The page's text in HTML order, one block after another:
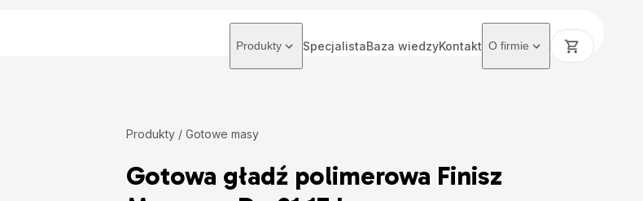
Produkty SpecjalistaBaza wiedzyKontakt O firmie
Produkty / Gotowe masy
Gotowa gładź polimerowa Finisz